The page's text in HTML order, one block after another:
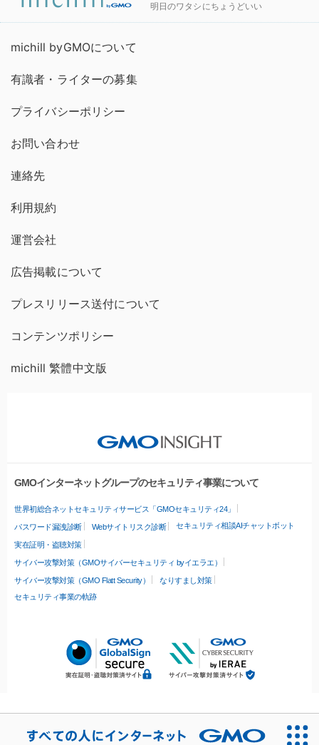
明日のワタシにちょうどいい
michill byGMOについて
有識者・ライターの募集
プライバシーポリシー
お問い合わせ
連絡先
利用規約
運営会社
広告掲載について
プレスリリース送付について
コンテンツポリシー
michill 繁體中文版
GMOインターネットグループのセキュリティ事業について
世界初総合ネットセキュリティサービス「GMOセキュリティ24」
パスワード漏洩診断 Webサイトリスク診断 セキュリティ相談AIチャットボット
実在証明・盗聴対策
サイバー攻撃対策（GMOサイバーセキュリティ byイエラエ）
サイバー攻撃対策（GMO Flatt Security）
なりすまし対策
セキュリティ事業の軌跡